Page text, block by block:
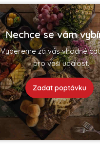
Nechce se vám
Vybereme za vás vhodné
pro vaší událost.
Zadat poptávku